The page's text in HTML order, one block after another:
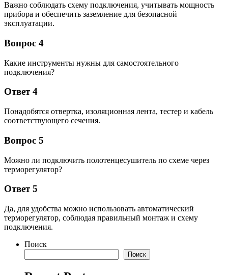
Важно соблюдать схему подключения, учитывать мощность
прибора и обеспечить заземление для безопасной
эксплуатации.
Вопрос 4
Какие инструменты нужны для самостоятельного
подключения?
Ответ 4
Понадобятся отвертка, изоляционная лента, тестер и кабель
соответствующего сечения.
Вопрос 5
Можно ли подключить полотенцесушитель по схеме через
терморегулятор?
Ответ 5
Да, для удобства можно использовать автоматический
терморегулятор, соблюдая правильный монтаж и схему
подключения.
Поиск
Поиск